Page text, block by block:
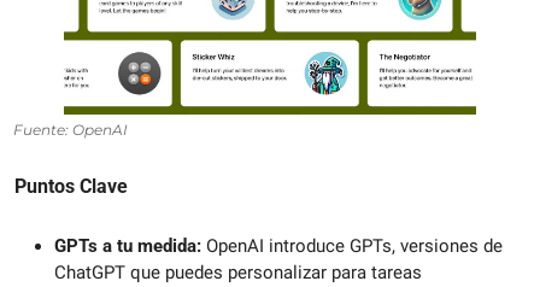
Fuente: OpenAI
Puntos Clave
GPTs a tu medida: OpenAI introduce GPTs, versiones de
ChatGPT que puedes personalizar para tareas